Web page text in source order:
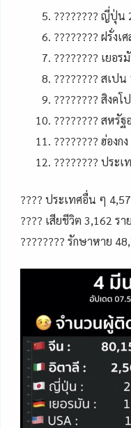
???????? ญี่ปุ่น
???????? ฝรั่งเ
???????? เยอร
???????? สเปน
???????? สิงคโ
???????? สหรัฐ
???????? ฮ่องก
???????? ประ
???? ประเทศอื่น ๆ
???? เสียชีวิต 3,162 ร
???????? รักษาหาย